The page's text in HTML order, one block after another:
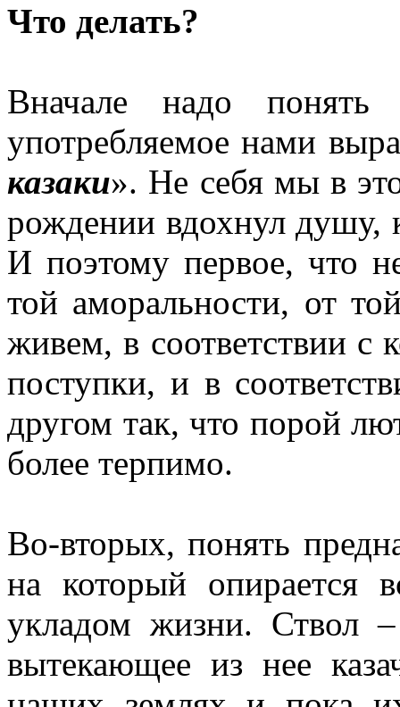
Что делать?
Вначале надо
употребляемое нами
казаки». Не себя мы в
рождении вдохнул душу,
И поэтому первое, что
той аморальности, от
живем, в соответствии с
поступки, и в
другом так, что порой
более терпимо.
Во-вторых, понять
на который опирается
укладом жизни. Ствол –
вытекающее из нее